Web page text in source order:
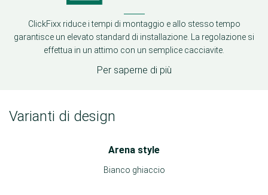
ClickFixx riduce i tempi di montaggio e allo stesso tempo
garantisce un elevato standard di installazione. La regolazione si
effettua in un attimo con un semplice cacciavite.
Per saperne di più
Varianti di design
Arena style
Bianco ghiaccio